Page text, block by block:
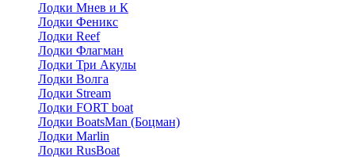
Лодки Мнев и К
Лодки Феникс
Лодки Reef
Лодки Флагман
Лодки Три Акулы
Лодки Волга
Лодки Stream
Лодки FORT boat
Лодки BoatsMan (Боцман)
Лодки Marlin
Лодки RusBoat